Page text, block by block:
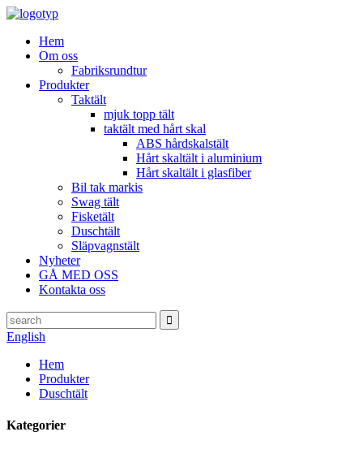
Hem
Om oss
Fabriksrundtur
Produkter
Taktält
mjuk topp tält
taktält med hårt skal
ABS hårdskalstält
Hårt skaltält i aluminium
Hårt skaltält i glasfiber
Bil tak markis
Swag tält
Fisketält
Duschtält
Släpvagnstält
Nyheter
GÅ MED OSS
Kontakta oss
English
Hem
Produkter
Duschtält
Kategorier